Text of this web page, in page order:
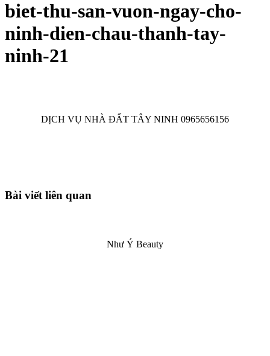
biet-thu-san-vuon-ngay-cho-
ninh-dien-chau-thanh-tay-
ninh-21
DỊCH VỤ NHÀ ĐẤT TÂY NINH 0965656156
Bài viết liên quan
Như Ý Beauty